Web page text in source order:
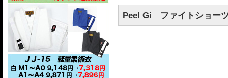
Peel Gi ファイトショー